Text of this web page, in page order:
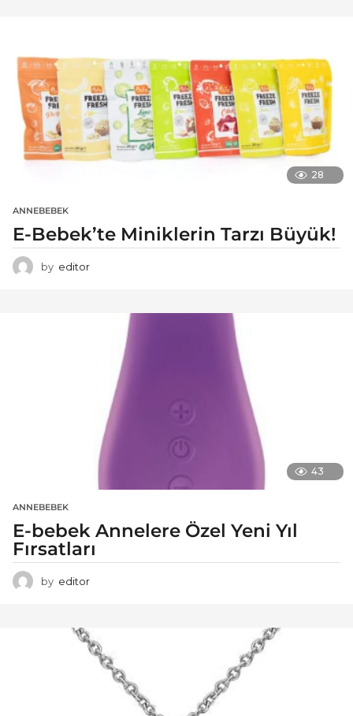
28
ANNEBEBEK
E-Bebek’te Miniklerin Tarzı Büyük!
by editor
43
ANNEBEBEK
E-bebek Annelere Özel Yeni Yıl
Fırsatları
by editor